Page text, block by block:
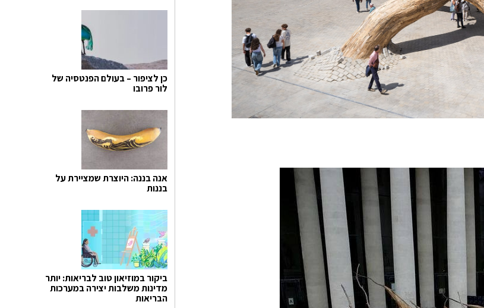
כן לציפור – בעולם הפנטסיה של
לור פרובו
אנה בננה: היוצרת שמציירת על
בננות
ביקור במוזיאון טוב לבריאות: יותר
מדינות משלבות יצירה במערכות
הבריאות